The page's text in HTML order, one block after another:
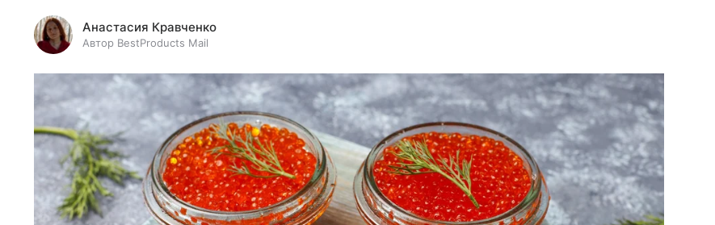
Анастасия Кравченко
Автор BestProducts Mail